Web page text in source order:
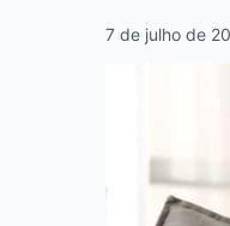
7 de julho de